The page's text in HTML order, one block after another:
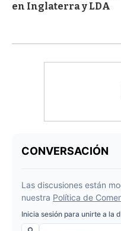
en Inglaterra y LDA